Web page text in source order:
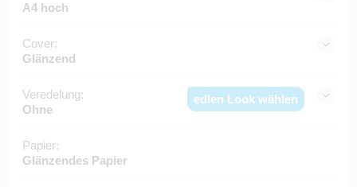
A4 hoch
Cover:
Glänzend
Veredelung:
Ohne
edlen Look wählen
Papier:
Glänzendes Papier